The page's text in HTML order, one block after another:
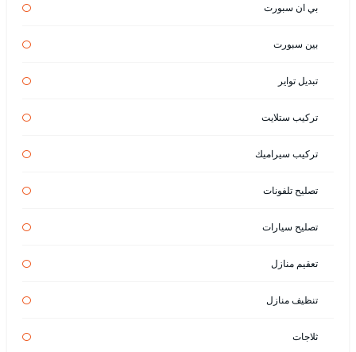
بي ان سبورت
بين سبورت
تبديل تواير
تركيب ستلايت
تركيب سيراميك
تصليح تلفونات
تصليح سيارات
تعقيم منازل
تنظيف منازل
ثلاجات